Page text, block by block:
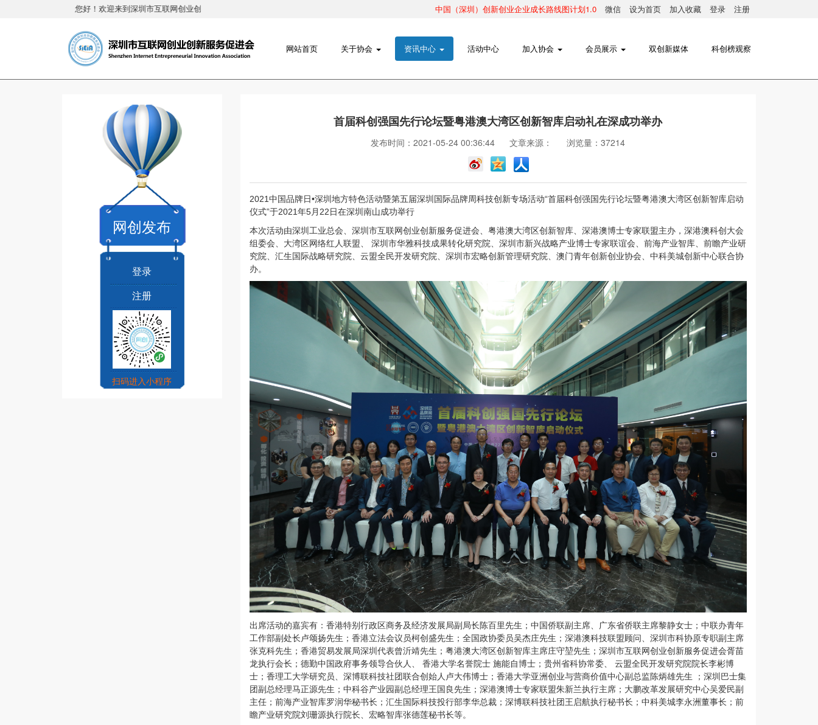
您好！欢迎来到深圳市互联网创业创新服务促进会 中国（深圳）创新创业企业成长路线图计划1.0 微信 设为首页 加入收藏 登录 注册
网站首页 关于协会 资讯中心 活动中心 加入协会 会员展示 双创新媒体 科创榜观察
网创发布
登录
注册
扫码进入小程序
首届科创强国先行论坛暨粤港澳大湾区创新智库启动礼在深成功举办
发布时间：2021-05-24 00:36:44 文章来源： 浏览量：37214
2021中国品牌日•深圳地方特色活动暨第五届深圳国际品牌周科技创新专场活动“首届科创强国先行论坛暨粤港澳大湾区创新智库启动
仪式”于2021年5月22日在深圳南山成功举行
本次活动由深圳工业总会、深圳市互联网创业创新服务促进会、粤港澳大湾区创新智库、深港澳博士专家联盟主办，深港澳科创大会
组委会、大湾区网络红人联盟、 深圳市华雅科技成果转化研究院、深圳市新兴战略产业博士专家联谊会、前海产业智库、前瞻产业研
究院、汇生国际战略研究院、云盟全民开发研究院、深圳市宏略创新管理研究院、澳门青年创新创业协会、中科美城创新中心联合协
办。
出席活动的嘉宾有：香港特别行政区商务及经济发展局副局长陈百里先生；中国侨联副主席、广东省侨联主席黎静女士； 中联办青年
工作部副处长卢颂扬先生； 香港立法会议员柯创盛先生；全国政协委员吴杰庄先生；深港澳科技联盟顾问、深圳市科协原专职副主席
张克科先生；香港贸易发展局深圳代表曾沂靖先生；粤港澳大湾区创新智库主席庄守堃先生；深圳市互联网创业创新服务促进会胥苗
龙执行会长；德勤中国政府事务领导合伙人、 香港大学名誉院士 施能自博士；贵州省科协常委、 云盟全民开发研究院院长李彬博
士；香理工大学研究员、深博联科技社团联合创始人卢大伟博士；香港大学亚洲创业与营商价值中心副总监陈炳雄先生 ；深圳巴士集
团副总经理马正源先生；中科谷产业园副总经理王国良先生；深港澳博士专家联盟朱新兰执行主席；大鹏改革发展研究中心吴爱民副
主任；前海产业智库罗润华秘书长；汇生国际科技投行部李华总裁；深博联科技社团王启航执行秘书长；中科美城李永洲董事长；前
瞻产业研究院刘珊源执行院长、 宏略智库张德莲秘书长等。